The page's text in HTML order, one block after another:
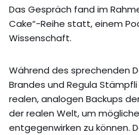
Das Gespräch fand im
Cake“-Reihe statt, einem
Wissenschaft.
Während des sprechenden
Brandes und Regula
realen, analogen Backups
der realen Welt, um
entgegenwirken zu können.